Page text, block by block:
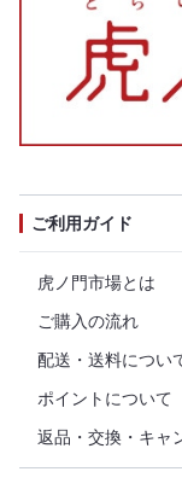
ご利用ガイド
虎ノ門市場とは
ご購入の流れ
配送・送料につい
ポイントについて
返品・交換・キャ